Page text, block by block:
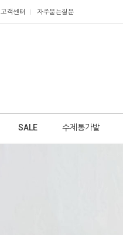
고객센터 자주묻는질문
SALE 수제통가발